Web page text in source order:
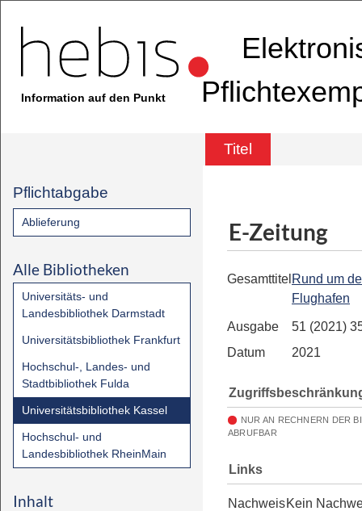
Information auf den Punkt
Titel
Pflichtabgabe
Ablieferung
Alle Bibliotheken
Universitäts- und
Landesbibliothek Darmstadt
Universitätsbibliothek Frankfurt
Hochschul-, Landes- und
Stadtbibliothek Fulda
Universitätsbibliothek Kassel
Hochschul- und
Landesbibliothek RheinMain
Inhalt
E-Zeitung
Gesamttitel Rund um
Flughafen
Ausgabe
51 (2021)
Datum
2021
NUR AN RECHNERN DER
ABRUFBAR
Links
NachweisKein